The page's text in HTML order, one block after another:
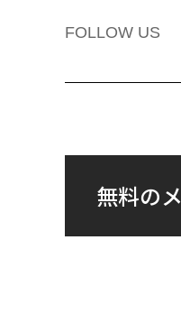
FOLLOW US
無料の